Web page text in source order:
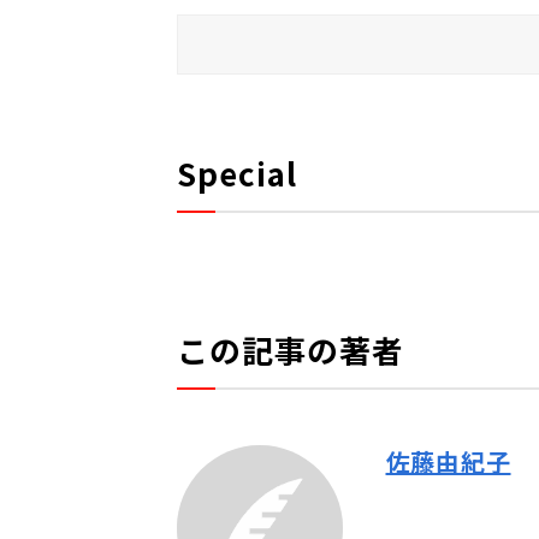
Special
この記事の著者
佐藤由紀子